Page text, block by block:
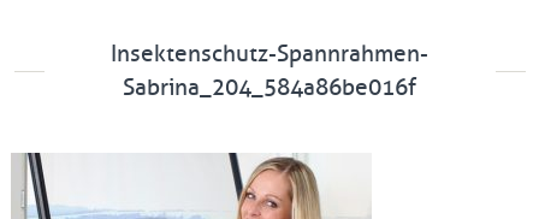
Insektenschutz-Spannrahmen-
Sabrina_204_584a86be016f